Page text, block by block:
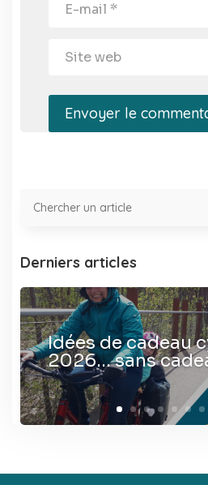
Envoyer le
Derniers articles
Idées de cadeau
2026… sans